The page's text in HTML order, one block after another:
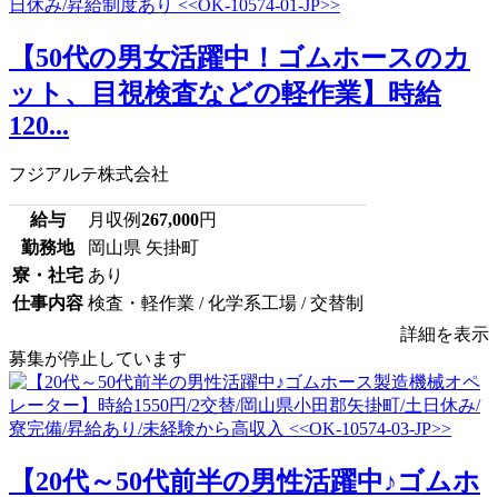
【50代の男女活躍中！ゴムホースのカ
ット、目視検査などの軽作業】時給
120...
フジアルテ株式会社
給与 月収例267,000円
勤務地
岡山県 矢掛町
寮・社宅 あり
仕事内容 検査・軽作業 / 化学系工場 / 交替制
詳細を表示
募集が停止しています
【20代～50代前半の男性活躍中♪ゴムホ